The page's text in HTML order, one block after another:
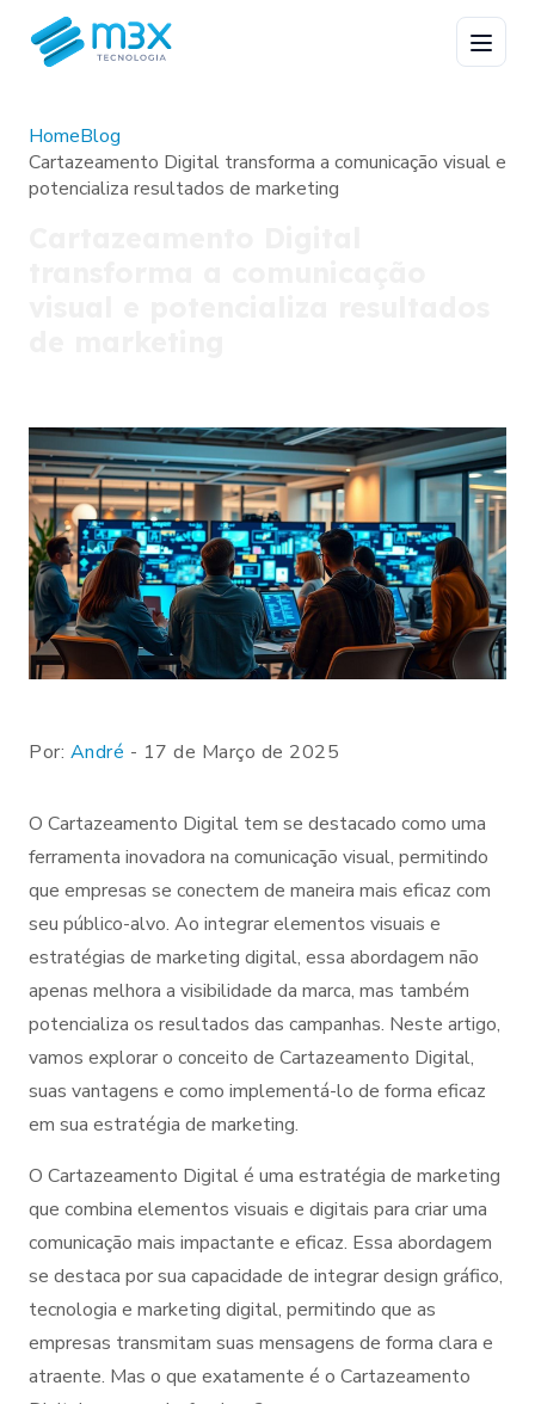
HomeBlog
Cartazeamento Digital transforma a comunicação visual e
potencializa resultados de marketing
Por: André - 17 de Março de 2025
O Cartazeamento Digital tem se destacado como uma
ferramenta inovadora na comunicação visual, permitindo
que empresas se conectem de maneira mais eficaz com
seu público-alvo. Ao integrar elementos visuais e
estratégias de marketing digital, essa abordagem não
apenas melhora a visibilidade da marca, mas também
potencializa os resultados das campanhas. Neste artigo,
vamos explorar o conceito de Cartazeamento Digital,
suas vantagens e como implementá-lo de forma eficaz
em sua estratégia de marketing.
O Cartazeamento Digital é uma estratégia de marketing
que combina elementos visuais e digitais para criar uma
comunicação mais impactante e eficaz. Essa abordagem
se destaca por sua capacidade de integrar design gráfico,
tecnologia e marketing digital, permitindo que as
empresas transmitam suas mensagens de forma clara e
atraente. Mas o que exatamente é o Cartazeamento